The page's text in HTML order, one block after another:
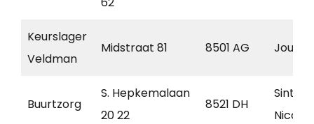
Keurslager
Veldman
Midstraat 81 8501 AG Joure
Buurtzorg
S. Hepkemalaan
20 22
8521 DH
Sint